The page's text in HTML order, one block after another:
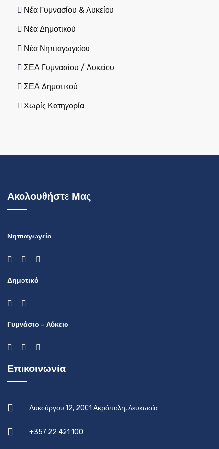
Νέα Γυμνασίου & Λυκείου
Νέα Δημοτικού
Νέα Νηπιαγωγείου
ΣΕΑ Γυμνασίου / Λυκείου
ΣΕΑ Δημοτικού
Χωρίς Κατηγορία
Ακολουθήστε Μας
Νηπιαγωγείο
Δημοτικό
Γυμνάσιο – Λύκειο
Επικοινωνία
Λυκούργου 12, 2001 Ακρόπολη, Λευκωσία
+357 22 421 100